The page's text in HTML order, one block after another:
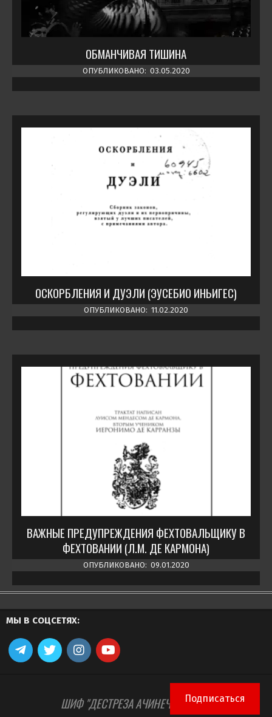
ОБМАНЧИВАЯ ТИШИНА
ОПУБЛИКОВАНО: 03.05.2020
ОСКОРБЛЕНИЯ И ДУЭЛИ (ЭУСЕБИО ИНЬИГЕС)
ОПУБЛИКОВАНО: 11.02.2020
ВАЖНЫЕ ПРЕДУПРЕЖДЕНИЯ ФЕХТОВАЛЬЩИКУ В
ФЕХТОВАНИИ (Л.М. ДЕ КАРМОНА)
ОПУБЛИКОВАНО: 09.01.2020
МЫ В СОЦСЕТЯХ:
ШИФ "ДЕСТРЕЗА АЧИНЕЧ" © 2026Подписаться